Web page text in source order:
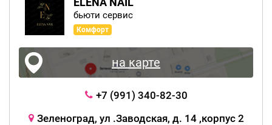
бьюти сервис
Комфорт
на карте
+7 (991) 340-82-30
Зеленоград, ул .Заводская, д. 14 ,корпус 2